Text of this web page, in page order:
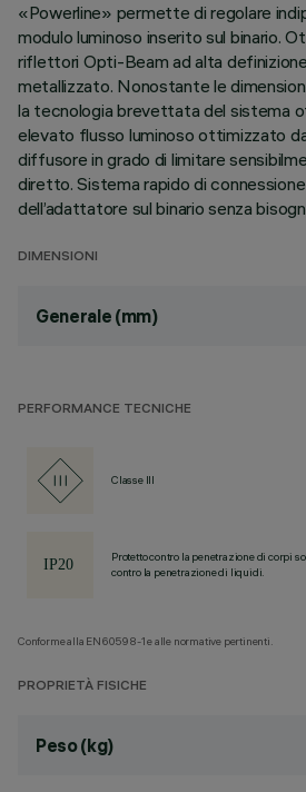
«Powerline» permette di regolare
modulo luminoso inserito sul binario.
riflettori Opti-Beam ad alta
metallizzato. Nonostante le
la tecnologia brevettata del sistema
elevato flusso luminoso ottimizzato
diffusore in grado di limitare
diretto. Sistema rapido di
dell’adattatore sul binario senza
DIMENSIONI
Generale (mm)
PERFORMANCE TECNICHE
Classe III
Protetto contro la penetrazione di corpi
contro la penetrazione di liquidi.
Conforme alla EN60598-1 e alle normative pertinenti.
PROPRIETÀ FISICHE
Peso (kg)